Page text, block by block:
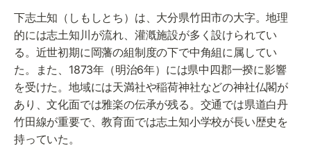
下志土知（しもしとち）は、大分県竹田市の大字。地理
的には志土知川が流れ、灌漑施設が多く設けられてい
る。近世初期に岡藩の組制度の下で中角組に属してい
た。また、1873年（明治6年）には県中四郡一揆に影響
を受けた。地域には天満社や稲荷神社などの神社仏閣が
あり、文化面では雅楽の伝承が残る。交通では県道白丹
竹田線が重要で、教育面では志土知小学校が長い歴史を
持っていた。